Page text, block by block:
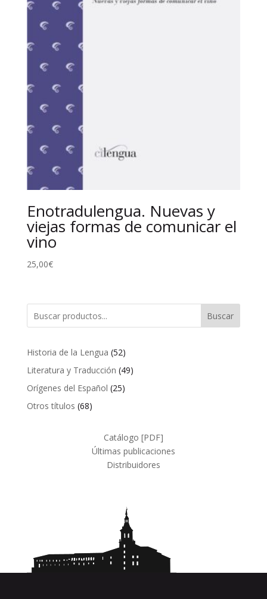
Enotradulengua. Nuevas y
viejas formas de comunicar el
vino
25,00€
Buscar
Historia de la Lengua 5252
productos
Literatura y Traducción 4949
Orígenes del Español 2525
Otros títulos 6868
Catálogo [PDF]
Últimas publicaciones
Distribuidores